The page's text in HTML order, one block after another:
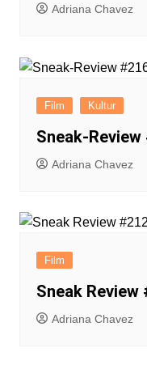
Adriana Chavez
Film Kultur
Sneak-Review
Adriana Chavez
Film
Sneak Review
Adriana Chavez